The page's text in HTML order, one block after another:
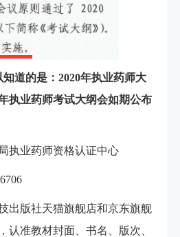
道的是：2020年执业药师大
执业药师考试大纲会如期公布
执业药师资格认证中心
出版社天猫旗舰店和京东旗舰
认准教材封面、书名、版次、